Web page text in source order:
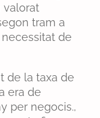
valorat
tram a
de
de la taxa de
era de
per negocis.,